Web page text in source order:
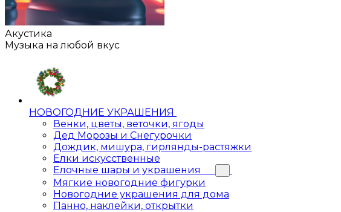
Акустика
Музыка на любой вкус
НОВОГОДНИЕ УКРАШЕНИЯ
Венки, цветы, веточки, ягоды
Дед Морозы и Снегурочки
Дождик, мишура, гирлянды-растяжки
Елки искусственные
Елочные шары и украшения
Мягкие новогодние фигурки
Новогодние украшения для дома
Панно, наклейки, открытки